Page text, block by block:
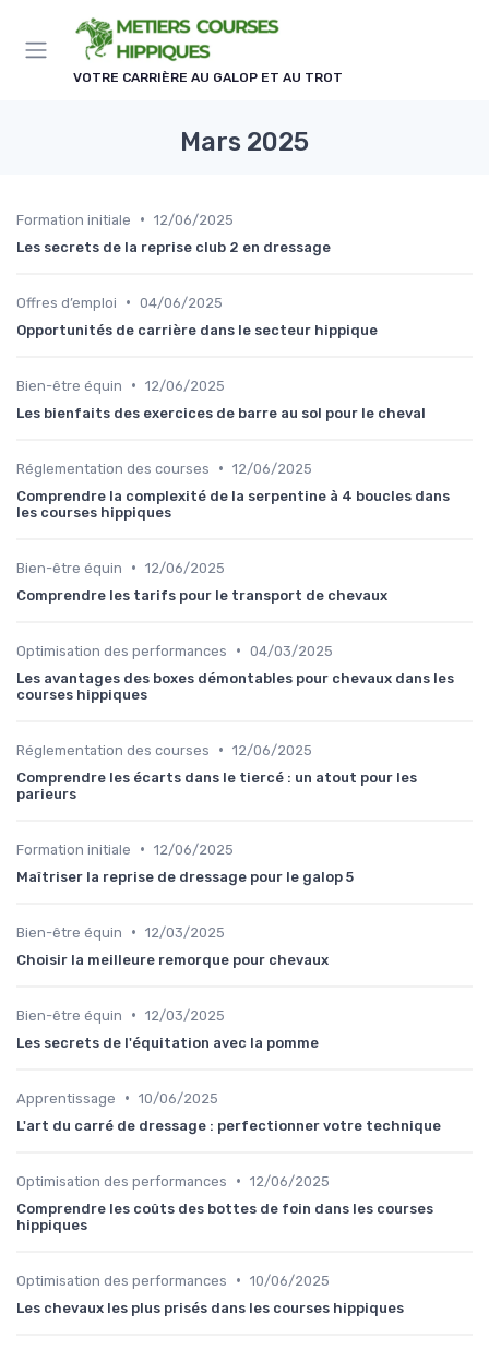
VOTRE CARRIÈRE AU GALOP ET AU TROT
Mars 2025
Formation initiale • 12/06/2025
Les secrets de la reprise club 2 en dressage
Offres d’emploi • 04/06/2025
Opportunités de carrière dans le secteur hippique
Bien-être équin • 12/06/2025
Les bienfaits des exercices de barre au sol pour le cheval
Réglementation des courses • 12/06/2025
Comprendre la complexité de la serpentine à 4 boucles dans
les courses hippiques
Bien-être équin • 12/06/2025
Comprendre les tarifs pour le transport de chevaux
Optimisation des performances • 04/03/2025
Les avantages des boxes démontables pour chevaux dans les
courses hippiques
Réglementation des courses • 12/06/2025
Comprendre les écarts dans le tiercé : un atout pour les
parieurs
Formation initiale • 12/06/2025
Maîtriser la reprise de dressage pour le galop 5
Bien-être équin • 12/03/2025
Choisir la meilleure remorque pour chevaux
Bien-être équin • 12/03/2025
Les secrets de l'équitation avec la pomme
Apprentissage • 10/06/2025
L'art du carré de dressage : perfectionner votre technique
Optimisation des performances • 12/06/2025
Comprendre les coûts des bottes de foin dans les courses
hippiques
Optimisation des performances • 10/06/2025
Les chevaux les plus prisés dans les courses hippiques
Panneau de gestion des cookies